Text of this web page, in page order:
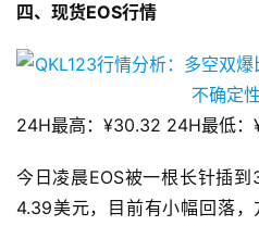
四、现货EOS行情
24H最高：¥30.32 24H最低：
今日凌晨EOS被一根长针插
4.39美元，目前有小幅回落